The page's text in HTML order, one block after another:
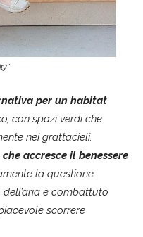
per un habitat
con spazi verdi che
nei grattacieli.
accresce il benessere
la questione
dell’aria è combattuto
scorrere